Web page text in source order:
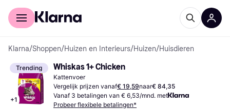
Voor shoppers
Klarna/Shoppen/Huizen en Interieurs/Huizen/Huisdieren
Trending
+1
Whiskas 1+ Chicken
Kattenvoer
Vergelijk prijzen vanaf€ 19,59naar€ 84,35
Vanaf 3 betalingen van € 6,53/mnd. met
Probeer flexibele betalingen*